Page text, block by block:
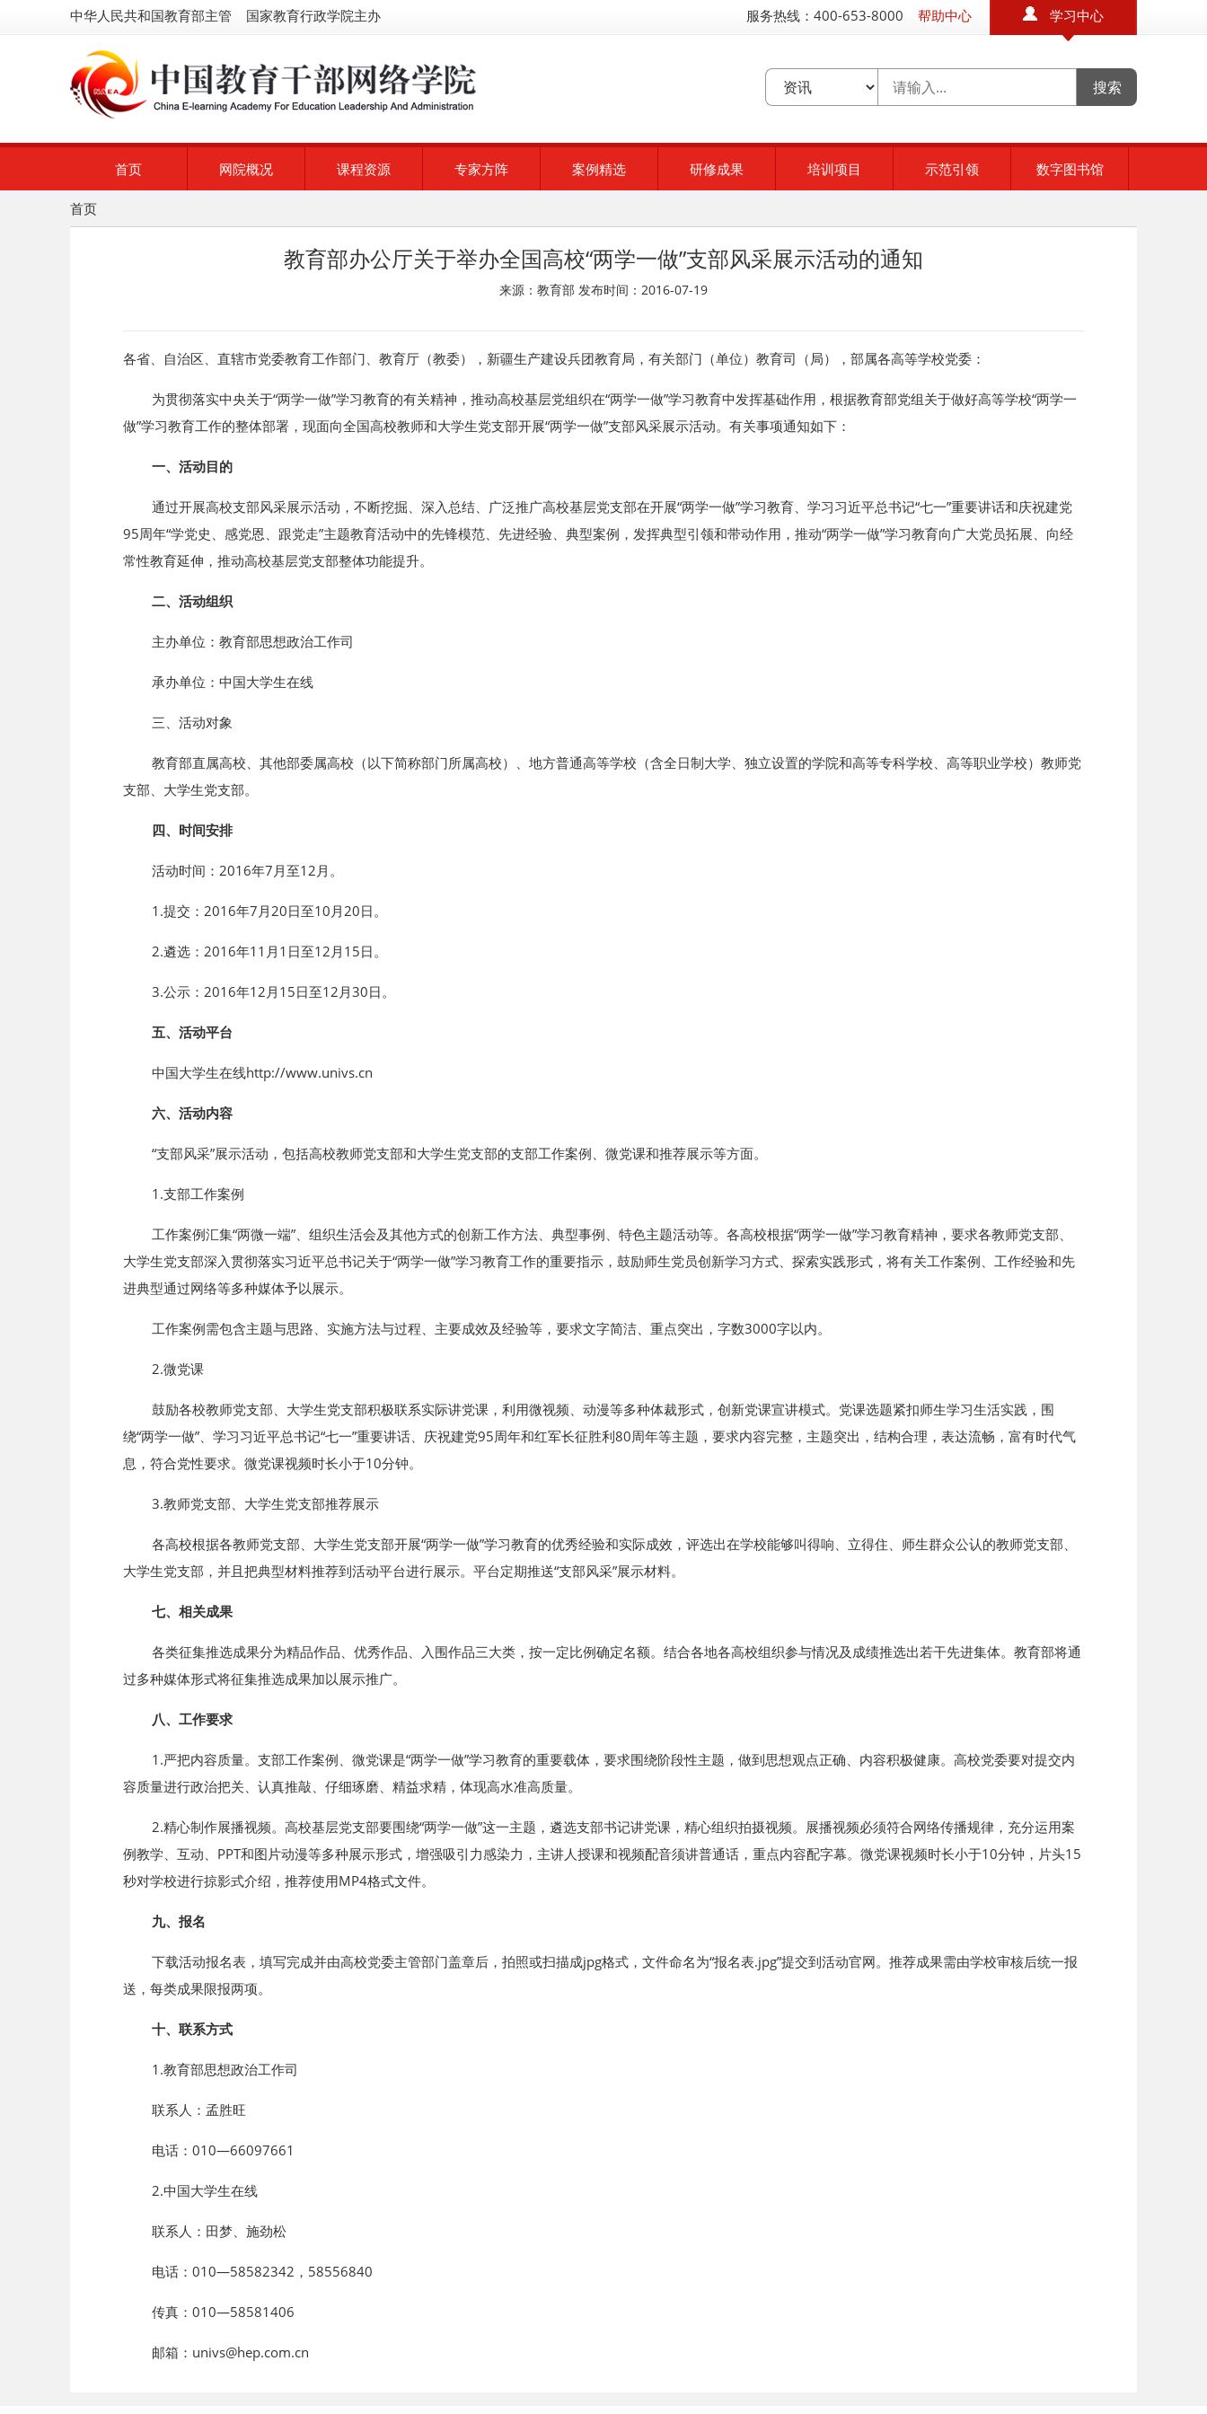
中华人民共和国教育部主管 国家教育行政学院主办 学习中心
服务热线：400-653-8000 帮助中心
首页 网院概况 课程资源 专家方阵 案例精选 研修成果 培训项目 示范引领 数字图书馆
首页
教育部办公厅关于举办全国高校“两学一做”支部风采展示活动的通知
来源：教育部 发布时间：2016-07-19
各省、自治区、直辖市党委教育工作部门、教育厅（教委），新疆生产建设兵团教育局，有关部门（单位）教育司（局），部属各高等学校党委：
为贯彻落实中央关于“两学一做”学习教育的有关精神，推动高校基层党组织在“两学一做”学习教育中发挥基础作用，根据教育部党组关于做好高等学校“两学一
做”学习教育工作的整体部署，现面向全国高校教师和大学生党支部开展“两学一做”支部风采展示活动。有关事项通知如下：
一、活动目的
通过开展高校支部风采展示活动，不断挖掘、深入总结、广泛推广高校基层党支部在开展“两学一做”学习教育、学习习近平总书记“七一”重要讲话和庆祝建党
95周年“学党史、感党恩、跟党走”主题教育活动中的先锋模范、先进经验、典型案例，发挥典型引领和带动作用，推动“两学一做”学习教育向广大党员拓展、向经
常性教育延伸，推动高校基层党支部整体功能提升。
二、活动组织
主办单位：教育部思想政治工作司
承办单位：中国大学生在线
三、活动对象
教育部直属高校、其他部委属高校（以下简称部门所属高校）、地方普通高等学校（含全日制大学、独立设置的学院和高等专科学校、高等职业学校）教师党
支部、大学生党支部。
四、时间安排
活动时间：2016年7月至12月。
1.提交：2016年7月20日至10月20日。
2.遴选：2016年11月1日至12月15日。
3.公示：2016年12月15日至12月30日。
五、活动平台
中国大学生在线http://www.univs.cn
六、活动内容
“支部风采”展示活动，包括高校教师党支部和大学生党支部的支部工作案例、微党课和推荐展示等方面。
1.支部工作案例
工作案例汇集“两微一端”、组织生活会及其他方式的创新工作方法、典型事例、特色主题活动等。各高校根据“两学一做”学习教育精神，要求各教师党支部、
大学生党支部深入贯彻落实习近平总书记关于“两学一做”学习教育工作的重要指示，鼓励师生党员创新学习方式、探索实践形式，将有关工作案例、工作经验和先
进典型通过网络等多种媒体予以展示。
工作案例需包含主题与思路、实施方法与过程、主要成效及经验等，要求文字简洁、重点突出，字数3000字以内。
2.微党课
鼓励各校教师党支部、大学生党支部积极联系实际讲党课，利用微视频、动漫等多种体裁形式，创新党课宣讲模式。党课选题紧扣师生学习生活实践，围
绕“两学一做”、学习习近平总书记“七一”重要讲话、庆祝建党95周年和红军长征胜利80周年等主题，要求内容完整，主题突出，结构合理，表达流畅，富有时代气
息，符合党性要求。微党课视频时长小于10分钟。
3.教师党支部、大学生党支部推荐展示
各高校根据各教师党支部、大学生党支部开展“两学一做”学习教育的优秀经验和实际成效，评选出在学校能够叫得响、立得住、师生群众公认的教师党支部、
大学生党支部，并且把典型材料推荐到活动平台进行展示。平台定期推送“支部风采”展示材料。
七、相关成果
各类征集推选成果分为精品作品、优秀作品、入围作品三大类，按一定比例确定名额。结合各地各高校组织参与情况及成绩推选出若干先进集体。教育部将通
过多种媒体形式将征集推选成果加以展示推广。
八、工作要求
1.严把内容质量。支部工作案例、微党课是“两学一做”学习教育的重要载体，要求围绕阶段性主题，做到思想观点正确、内容积极健康。高校党委要对提交内
容质量进行政治把关、认真推敲、仔细琢磨、精益求精，体现高水准高质量。
2.精心制作展播视频。高校基层党支部要围绕“两学一做”这一主题，遴选支部书记讲党课，精心组织拍摄视频。展播视频必须符合网络传播规律，充分运用案
例教学、互动、PPT和图片动漫等多种展示形式，增强吸引力感染力，主讲人授课和视频配音须讲普通话，重点内容配字幕。微党课视频时长小于10分钟，片头15
秒对学校进行掠影式介绍，推荐使用MP4格式文件。
九、报名
下载活动报名表，填写完成并由高校党委主管部门盖章后，拍照或扫描成jpg格式，文件命名为“报名表.jpg”提交到活动官网。推荐成果需由学校审核后统一报
送，每类成果限报两项。
十、联系方式
1.教育部思想政治工作司
联系人：孟胜旺
电话：010—66097661
2.中国大学生在线
联系人：田梦、施劲松
电话：010—58582342，58556840
传真：010—58581406
邮箱： univs@hep.com.cn